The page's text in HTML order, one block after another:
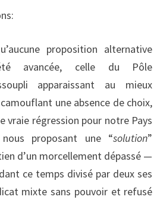
proposition alternative
avancée, celle du Pôle
apparaissant au mieux
une absence de choix,
vraie régression pour notre Pays
nous proposant une “solution”
d’un morcellement dépassé —
ce temps divisé par deux ses
mixte sans pouvoir et refusé